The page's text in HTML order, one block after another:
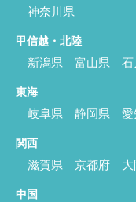
神奈川県
甲信越・北陸
新潟県 富山県 石
東海
岐阜県 静岡県 愛
関西
滋賀県 京都府
中国